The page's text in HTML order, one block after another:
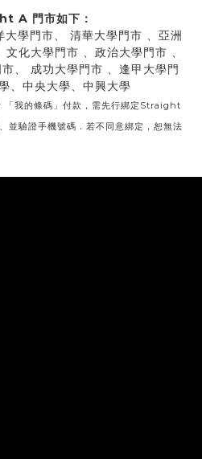
A 門市如下：
學門市、 清華大學門市 、亞洲
化大學門市 、政治大學門市 、
、 成功大學門市 、逢甲大學門
、中央大學、中興大學
「我的條碼」付款，需先行綁定Straight
並驗證手機號碼．若不同意綁定，恕無法